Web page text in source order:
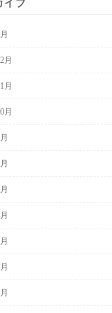
イブ
月
月
月